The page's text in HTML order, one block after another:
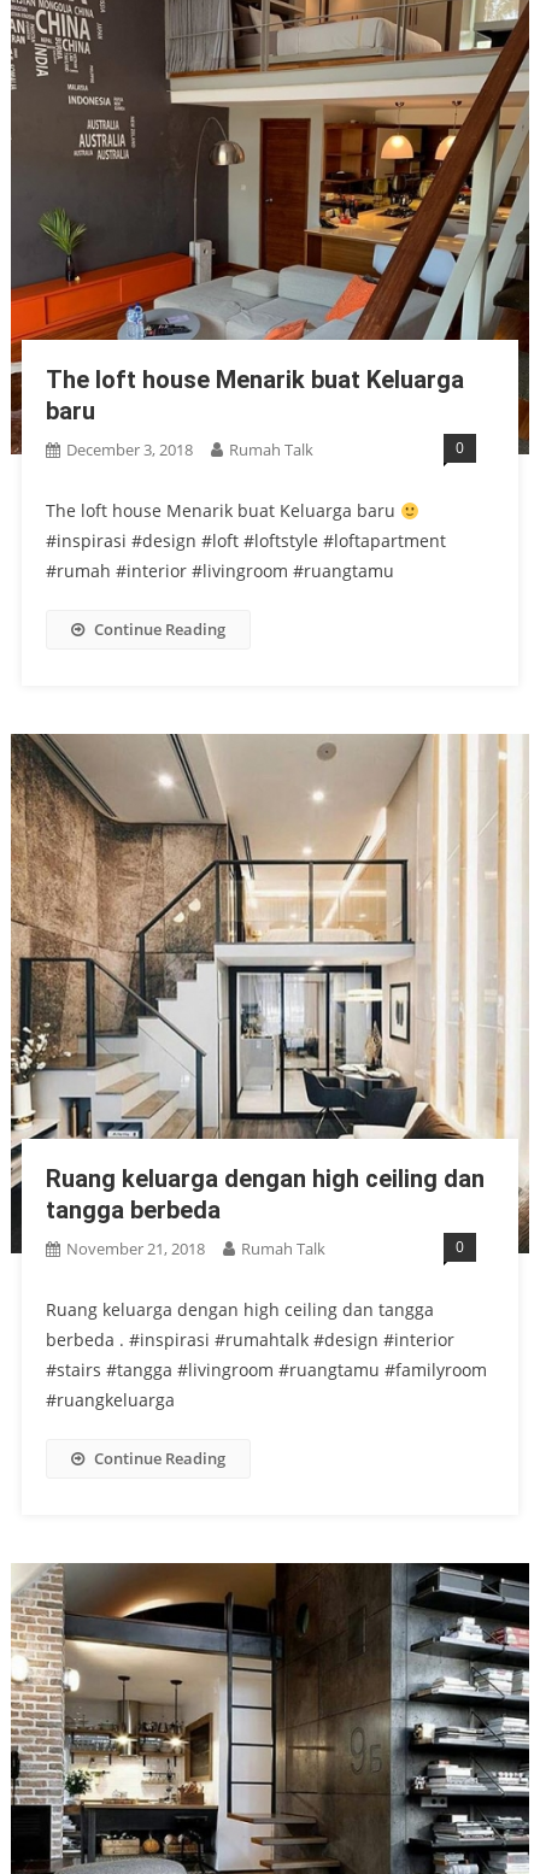
The loft house Menarik buat Keluarga
baru
December 3, 2018 Rumah Talk 0
The loft house Menarik buat Keluarga baru
#inspirasi #design #loft #loftstyle #loftapartment
#rumah #interior #livingroom #ruangtamu
Continue Reading
Ruang keluarga dengan high ceiling dan
tangga berbeda
November 21, 2018 Rumah Talk 0
Ruang keluarga dengan high ceiling dan tangga
berbeda . #inspirasi #rumahtalk #design #interior
#stairs #tangga #livingroom #ruangtamu #familyroom
#ruangkeluarga
Continue Reading